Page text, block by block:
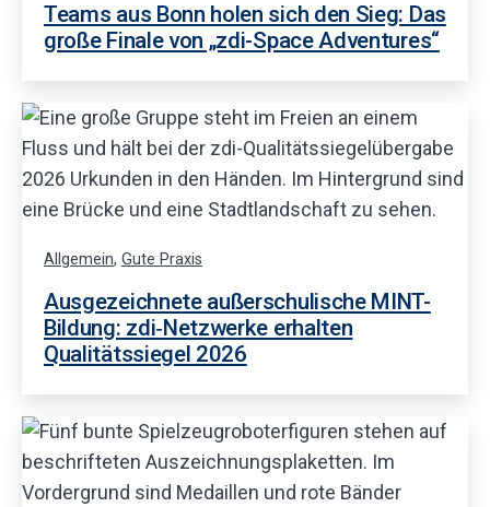
Teams aus Bonn holen sich den Sieg: Das
große Finale von „zdi-Space Adventures“
Allgemein, Gute Praxis
Ausgezeichnete außerschulische MINT-
Bildung: zdi‑Netzwerke erhalten
Qualitätssiegel 2026